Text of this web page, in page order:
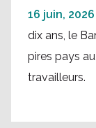
16 juin, 2026
dix ans, le
pires pays
travailleurs.